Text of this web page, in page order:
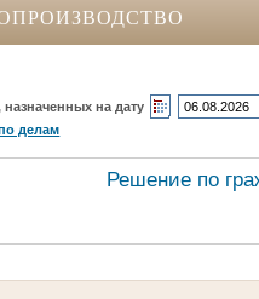
на дату
делам
Решение по